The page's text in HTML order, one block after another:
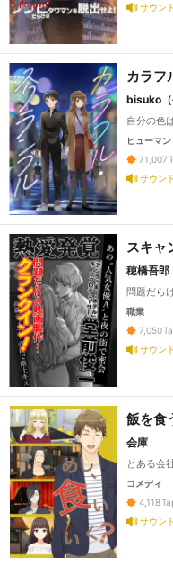
サウン
カラフ
bisuko（
自分の色
ヒューマン
71,007
サウン
スキャ
穂橋吾郎
問題だら
職業
7,050
サウン
飯を食
会庫
とある会
コメディ
4,118
サウン